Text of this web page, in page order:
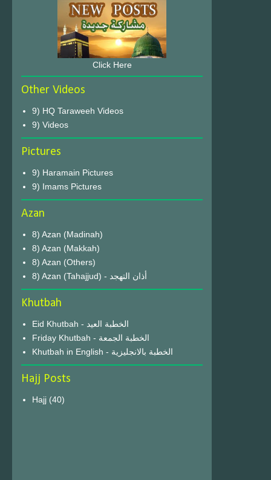
Click Here
Other Videos
9) HQ Taraweeh Videos
9) Videos
Pictures
9) Haramain Pictures
9) Imams Pictures
Azan
8) Azan (Madinah)
8) Azan (Makkah)
8) Azan (Others)
8) Azan (Tahajjud) - أذان التهجد
Khutbah
Eid Khutbah - الخطبة العيد
Friday Khutbah - الخطبة الجمعة
Khutbah in English - الخطبة بالانجليزية
Hajj Posts
Hajj (40)